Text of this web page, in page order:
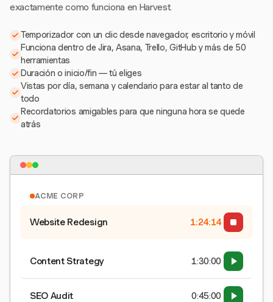
exactamente como funciona en Harvest.
Temporizador con un clic desde navegador, escritorio y móvil
Funciona dentro de Jira, Asana, Trello, GitHub y más de 50
herramientas
Duración o inicio/fin — tú eliges
Vistas por día, semana y calendario para estar al tanto de
todo
Recordatorios amigables para que ninguna hora se quede
atrás
ACME CORP
Website Redesign 1:24:15
Content Strategy 1:30:00
SEO Audit 0:45:00